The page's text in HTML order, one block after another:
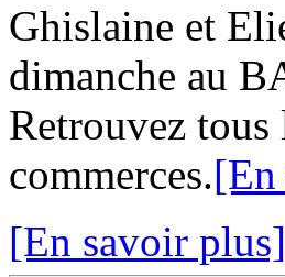
Ghislaine et
dimanche au
Retrouvez
commerces.
[En savoir plus]